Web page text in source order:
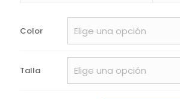
desde
3,30€
hasta
3,50€
Color
Talla